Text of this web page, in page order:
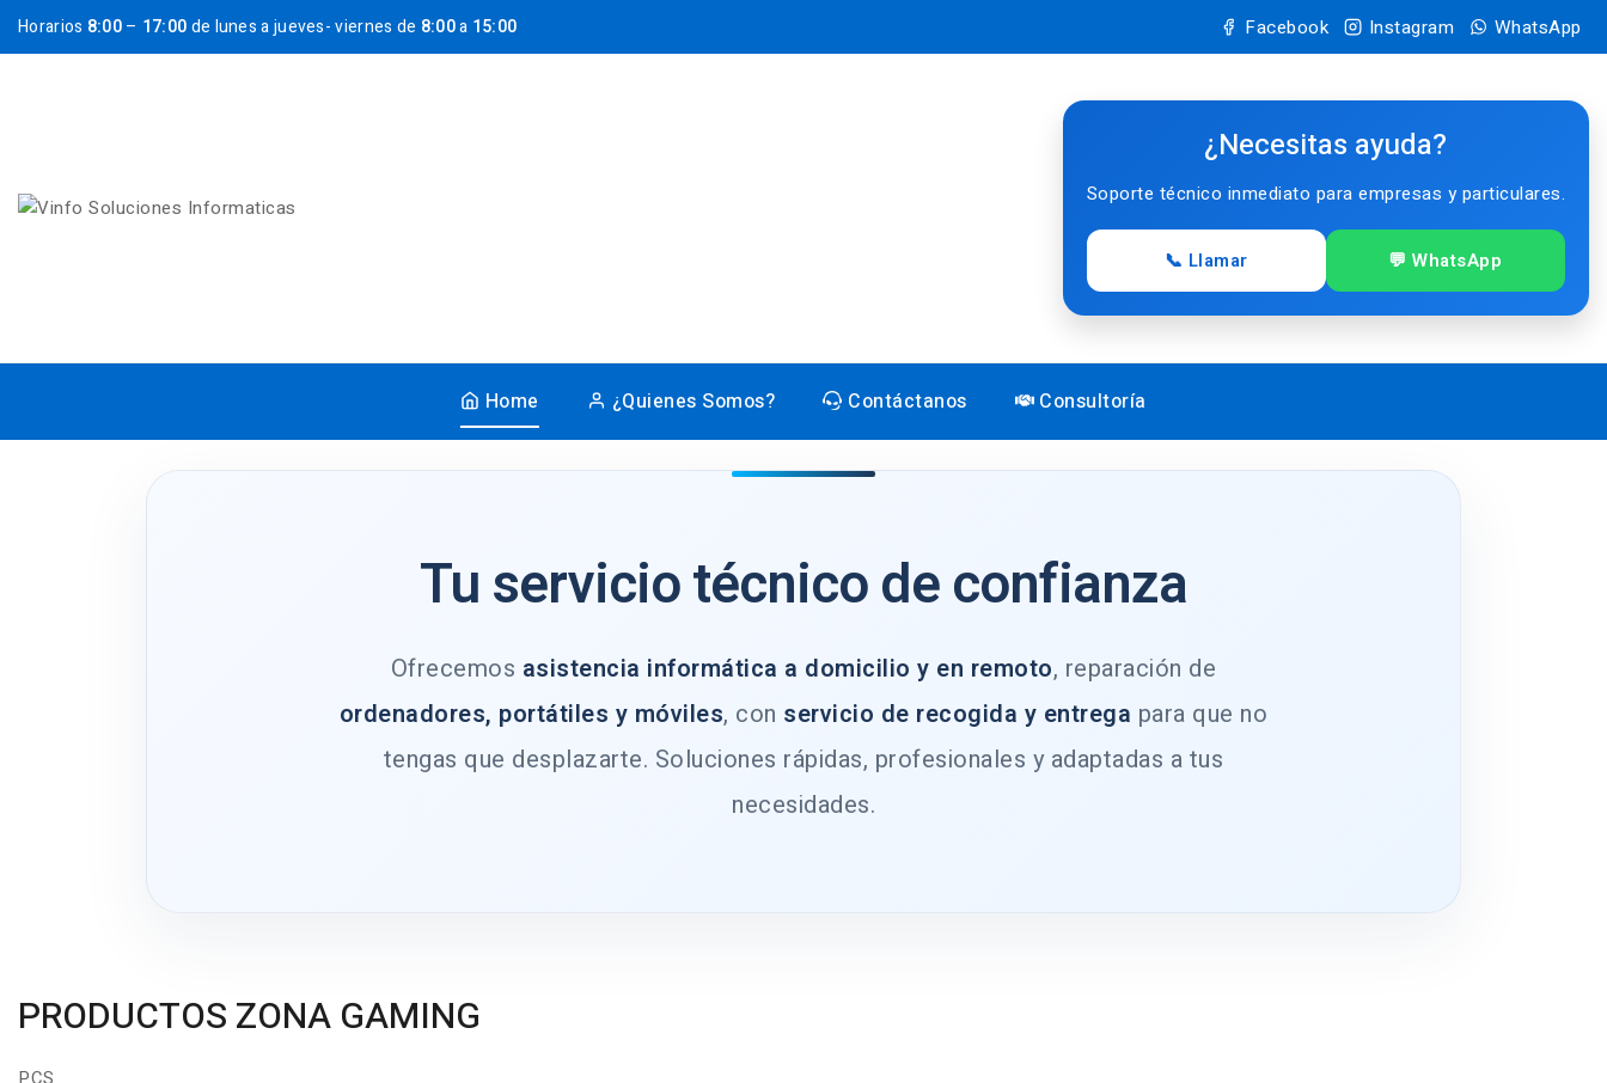
Horarios 8:00– 17:00de lunes a jueves- viernes de 8:00a 15:00 Facebook Instagram WhatsApp
¿Necesitas ayuda?
Soporte técnico inmediato para empresas y particulares.
📞 Llamar 💬 WhatsApp
Home ¿Quienes Somos? Contáctanos Consultoría
Tu servicio técnico de confianza
Ofrecemos asistencia informática a domicilio y en remoto, reparación de
ordenadores, portátiles y móviles, con servicio de recogida y entrega para que no
tengas que desplazarte. Soluciones rápidas, profesionales y adaptadas a tus
necesidades.
PRODUCTOS ZONA GAMING